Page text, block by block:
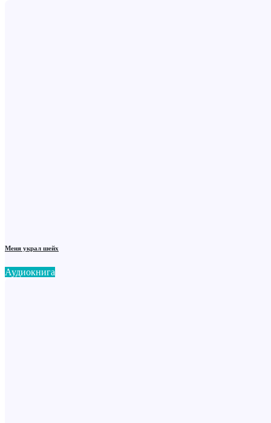
Меня украл шейх
Аудиокнига